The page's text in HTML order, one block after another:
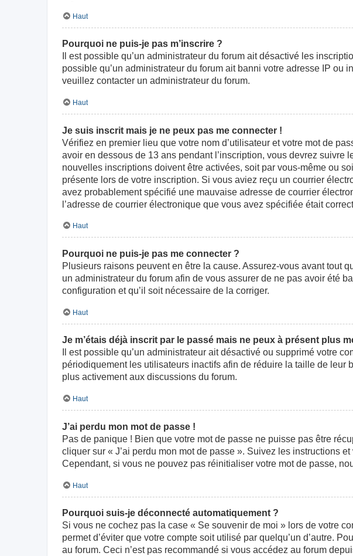
Haut
Pourquoi ne puis-je pas m’inscrire ?
Il est possible qu’un administrateur du forum ait désactivé les
possible qu’un administrateur du forum ait banni votre adresse IP ou
veuillez contacter un administrateur du forum.
Haut
Je suis inscrit mais je ne peux pas me connecter !
Vérifiez en premier lieu que votre nom d’utilisateur et votre mot de
avoir en dessous de 13 ans pendant l’inscription, vous devrez
nouvelles inscriptions doivent être activées, soit par vous-même ou
présente lors de votre inscription. Si vous aviez reçu un courrier
avez probablement spécifié une mauvaise adresse de courrier
l’adresse de courrier électronique que vous avez spécifiée était
Haut
Pourquoi ne puis-je pas me connecter ?
Plusieurs raisons peuvent en être la cause. Assurez-vous avant tout
un administrateur du forum afin de vous assurer de ne pas avoir été
configuration et qu’il soit nécessaire de la corriger.
Haut
Je m’étais déjà inscrit par le passé mais ne peux à présent plus
Il est possible qu’un administrateur ait désactivé ou supprimé votre
périodiquement les utilisateurs inactifs afin de réduire la taille de
plus activement aux discussions du forum.
Haut
J’ai perdu mon mot de passe !
Pas de panique ! Bien que votre mot de passe ne puisse pas être
cliquer sur « J’ai perdu mon mot de passe ». Suivez les instructions
Cependant, si vous ne pouvez pas réinitialiser votre mot de passe,
Haut
Pourquoi suis-je déconnecté automatiquement ?
Si vous ne cochez pas la case « Se souvenir de moi » lors de votre
permet d’éviter que votre compte soit utilisé par quelqu’un d’autre.
au forum. Ceci n’est pas recommandé si vous accédez au forum